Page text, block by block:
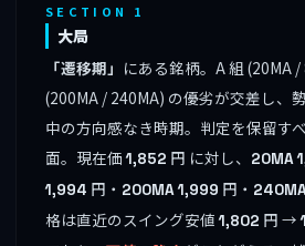
SECTION 1
大局
「遷移期」 にある銘柄。A 組 (20MA
(200MA / 240MA) の優劣が交差し、
中の方向感なき時期。判定を保留す
面。現在価1,852 円 に対し、 20MA
1,994 円・ 200MA1,999 円・
格は直近のスイング安値1,802 円 →